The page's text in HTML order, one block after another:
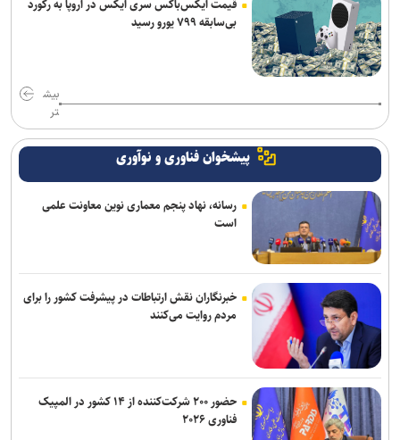
قیمت ایکس‌باکس سری ایکس در اروپا به رکورد
بی‌سابقه ۷۹۹ یورو رسید
بیش
تر
پیشخوان فناوری و نوآوری
رسانه، نهاد پنجم معماری نوین معاونت علمی
است
خبرنگاران نقش ارتباطات در پیشرفت کشور را برای
مردم روایت می‌کنند
حضور ۲۰۰ شرکت‌کننده از ۱۴ کشور در المپیک
فناوری ۲۰۲۶